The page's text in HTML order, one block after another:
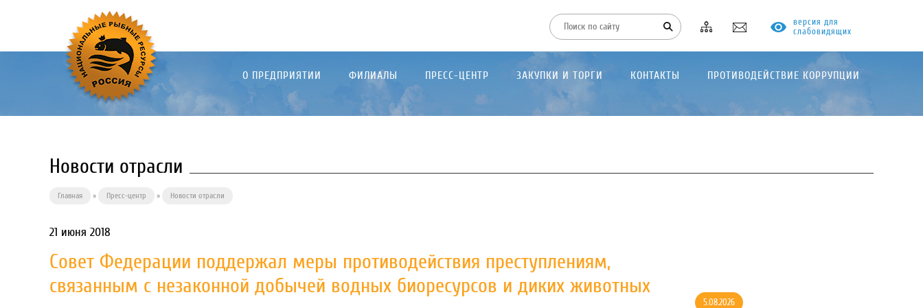
версия для
слабовидящих
О ПРЕДПРИЯТИИ ФИЛИАЛЫ ПРЕСС-ЦЕНТР ЗАКУПКИ И ТОРГИ КОНТАКТЫ ПРОТИВОДЕЙСТВИЕ КОРРУПЦИИ
Новости отрасли
Главная » Пресс-центр » Новости отрасли
21 июня 2018
Совет Федерации поддержал меры противодействия преступлениям,
связанным с незаконной добычей водных биоресурсов и диких животных
5.08.2026